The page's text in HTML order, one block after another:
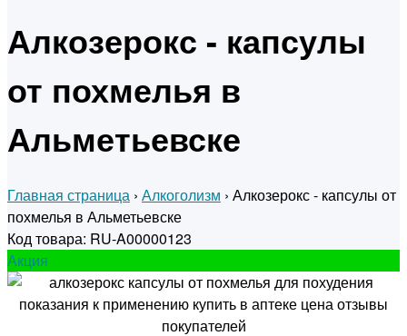
Алкозерокс - капсулы
от похмелья в
Альметьевске
Главная страница › Алкоголизм › Алкозерокс - капсулы от
похмелья в Альметьевске
Код товара: RU-A00000123
Акция